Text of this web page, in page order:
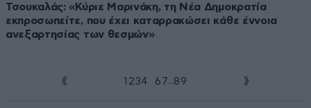
Τσουκαλάς: «Κύριε Μαρινάκη, τη Νέα Δημοκρατία
εκπροσωπείτε, που έχει καταρρακώσει κάθε έννοια
ανεξαρτησίας των θεσμών»
1 234 6 7...8 9